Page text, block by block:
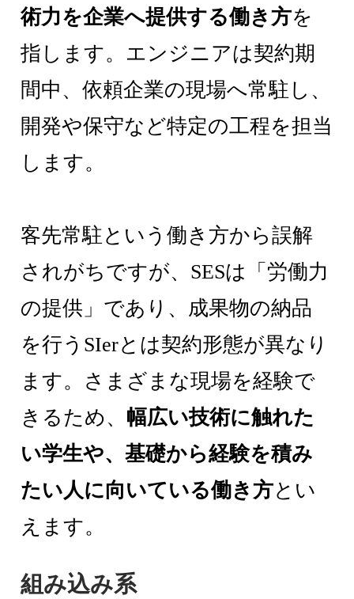
術力を企業へ提供する働き方を
指します。エンジニアは契約期
間中、依頼企業の現場へ常駐し、
開発や保守など特定の工程を担当
します。
客先常駐という働き方から誤解
されがちですが、SESは「労働力
の提供」であり、成果物の納品
を行うSIerとは契約形態が異なり
ます。さまざまな現場を経験で
きるため、 幅広い技術に触れた
い学生や、基礎から経験を積み
たい人に向いている働き方とい
えます。
組み込み系